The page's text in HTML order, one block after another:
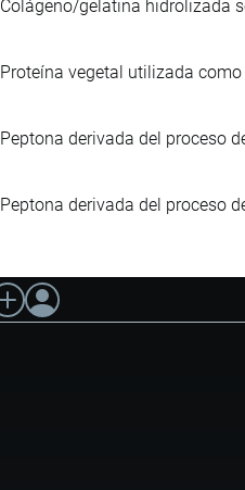
Colágeno/gelatina hidrolizada
Proteína vegetal utilizada
Peptona derivada del proceso
Peptona derivada del proceso